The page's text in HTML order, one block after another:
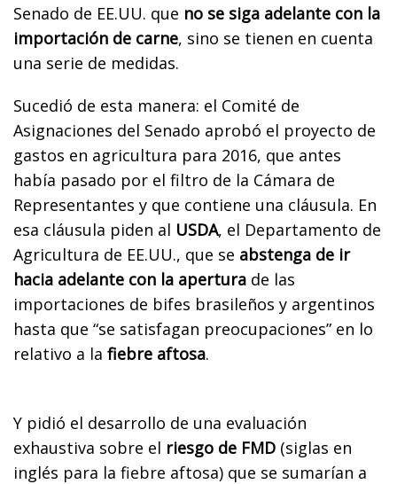
Senado de EE.UU. que no se siga adelante con la
importación de carne, sino se tienen en cuenta
una serie de medidas.
Sucedió de esta manera: el Comité de
Asignaciones del Senado aprobó el proyecto de
gastos en agricultura para 2016, que antes
había pasado por el filtro de la Cámara de
Representantes y que contiene una cláusula. En
esa cláusula piden al USDA, el Departamento de
Agricultura de EE.UU., que se abstenga de ir
hacia adelante con la apertura de las
importaciones de bifes brasileños y argentinos
hasta que “se satisfagan preocupaciones” en lo
relativo a la fiebre aftosa.
Y pidió el desarrollo de una evaluación
exhaustiva sobre el riesgo de FMD (siglas en
inglés para la fiebre aftosa) que se sumarían a